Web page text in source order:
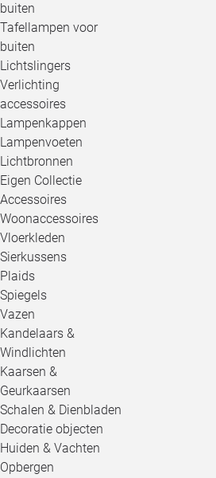
buiten
Tafellampen voor
buiten
Lichtslingers
Verlichting
accessoires
Lampenkappen
Lampenvoeten
Lichtbronnen
Eigen Collectie
Accessoires
Woonaccessoires
Vloerkleden
Sierkussens
Plaids
Spiegels
Vazen
Kandelaars &
Windlichten
Kaarsen &
Geurkaarsen
Schalen & Dienbladen
Decoratie objecten
Huiden & Vachten
Opbergen